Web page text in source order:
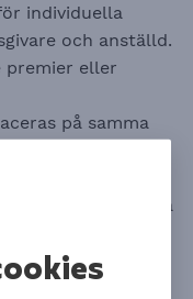
individuella
och anställd.
premier eller
på samma
ITP 1 som inte
En av
på
flesta andra
är att de
enkelt sätt följer